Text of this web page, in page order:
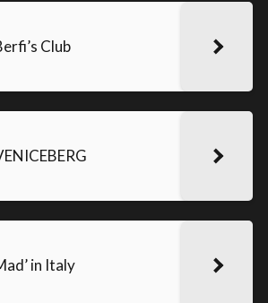
Club
in Italy